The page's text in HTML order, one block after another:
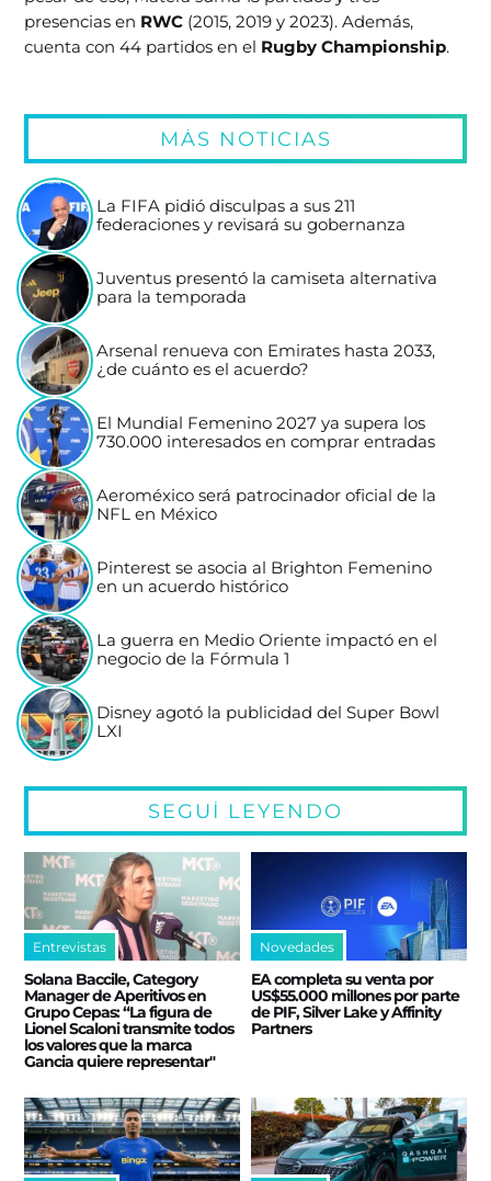
presencias en RWC (2015, 2019 y 2023). Además,
cuenta con 44 partidos en el Rugby Championship.
MÁS NOTICIAS
La FIFA pidió disculpas a sus 211
federaciones y revisará su gobernanza
Juventus presentó la camiseta alternativa
para la temporada
Arsenal renueva con Emirates hasta 2033,
¿de cuánto es el acuerdo?
El Mundial Femenino 2027 ya supera los
730.000 interesados en comprar entradas
Aeroméxico será patrocinador oficial de la
NFL en México
Pinterest se asocia al Brighton Femenino
en un acuerdo histórico
La guerra en Medio Oriente impactó en el
negocio de la Fórmula 1
Disney agotó la publicidad del Super Bowl
LXI
SEGUÍ LEYENDO
Entrevistas
Solana Baccile, Category
Manager de Aperitivos en
Grupo Cepas: “La figura de
Lionel Scaloni transmite todos
los valores que la marca
Gancia quiere representar"
Novedades
EA completa su venta por
US$55.000 millones por parte
de PIF, Silver Lake y Affinity
Partners